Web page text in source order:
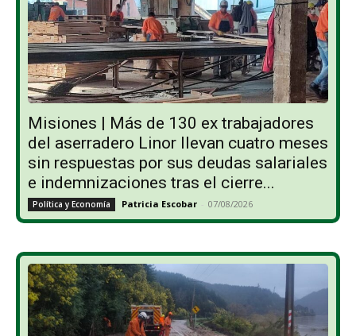
Misiones | Más de 130 ex trabajadores
del aserradero Linor llevan cuatro meses
sin respuestas por sus deudas salariales
e indemnizaciones tras el cierre...
Política y Economía Patricia Escobar - 07/08/2026